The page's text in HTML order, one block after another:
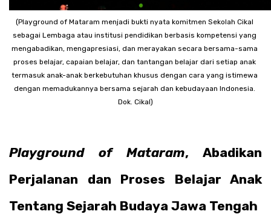
(Playground of Mataram menjadi bukti nyata komitmen Sekolah Cikal
sebagai Lembaga atau institusi pendidikan berbasis kompetensi yang
mengabadikan, mengapresiasi, dan merayakan secara bersama-sama
proses belajar, capaian belajar, dan tantangan belajar dari setiap anak
termasuk anak-anak berkebutuhan khusus dengan cara yang istimewa
dengan memadukannya bersama sejarah dan kebudayaan Indonesia.
Dok. Cikal)
Playground of Mataram, Abadikan
Perjalanan dan Proses Belajar Anak
Tentang Sejarah Budaya Jawa Tengah